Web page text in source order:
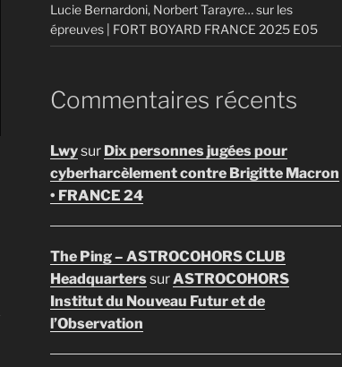
Lucie Bernardoni, Norbert Tarayre… sur les
épreuves | FORT BOYARD FRANCE 2025 E05
Commentaires récents
Lwysur Dix personnes jugées pour
cyberharcèlement contre Brigitte Macron
• FRANCE 24
The Ping – ASTROCOHORS CLUB
HeadquarterssurASTROCOHORS
Institut du Nouveau Futur et de
l’Observation